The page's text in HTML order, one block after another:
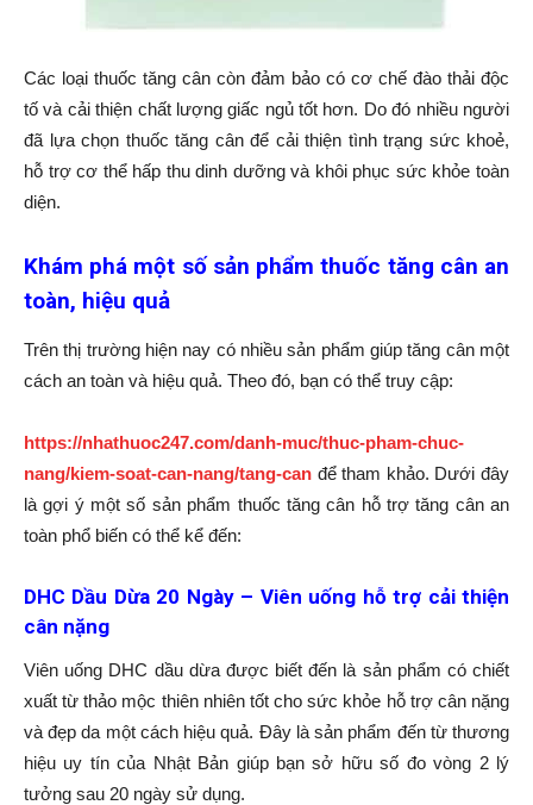
Các loại thuốc tăng cân còn đảm bảo có cơ chế đào thải độc
tố và cải thiện chất lượng giấc ngủ tốt hơn. Do đó nhiều người
đã lựa chọn thuốc tăng cân để cải thiện tình trạng sức khoẻ,
hỗ trợ cơ thể hấp thu dinh dưỡng và khôi phục sức khỏe toàn
diện.
Khám phá một số sản phẩm thuốc tăng cân an
toàn, hiệu quả
Trên thị trường hiện nay có nhiều sản phẩm giúp tăng cân một
cách an toàn và hiệu quả. Theo đó, bạn có thể truy cập:
https://nhathuoc247.com/danh-muc/thuc-pham-chuc-
nang/kiem-soat-can-nang/tang-can để tham khảo. Dưới đây
là gợi ý một số sản phẩm thuốc tăng cân hỗ trợ tăng cân an
toàn phổ biến có thể kể đến:
DHC Dầu Dừa 20 Ngày – Viên uống hỗ trợ cải thiện
cân nặng
Viên uống DHC dầu dừa được biết đến là sản phẩm có chiết
xuất từ thảo mộc thiên nhiên tốt cho sức khỏe hỗ trợ cân nặng
và đẹp da một cách hiệu quả. Đây là sản phẩm đến từ thương
hiệu uy tín của Nhật Bản giúp bạn sở hữu số đo vòng 2 lý
tưởng sau 20 ngày sử dụng.